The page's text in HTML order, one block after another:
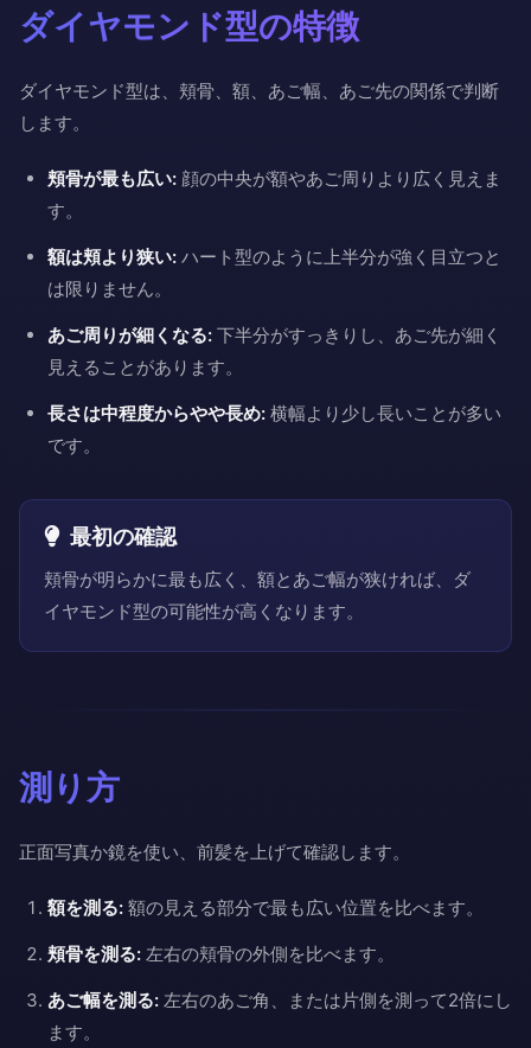
ダイヤモンド型の特徴
ダイヤモンド型は、頬骨、額、あご幅、あご先の関係で判断
します。
頬骨が最も広い: 顔の中央が額やあご周りより広く見えま
す。
額は頬より狭い: ハート型のように上半分が強く目立つと
は限りません。
あご周りが細くなる: 下半分がすっきりし、あご先が細く
見えることがあります。
長さは中程度からやや長め: 横幅より少し長いことが多い
です。
最初の確認
頬骨が明らかに最も広く、額とあご幅が狭ければ、ダ
イヤモンド型の可能性が高くなります。
測り方
正面写真か鏡を使い、前髪を上げて確認します。
額を測る: 額の見える部分で最も広い位置を比べます。
頬骨を測る: 左右の頬骨の外側を比べます。
あご幅を測る: 左右のあご角、または片側を測って2倍にし
ます。